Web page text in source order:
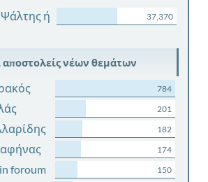
ή
37,370
νέων θεμάτων
784
201
182
174
foroum 150